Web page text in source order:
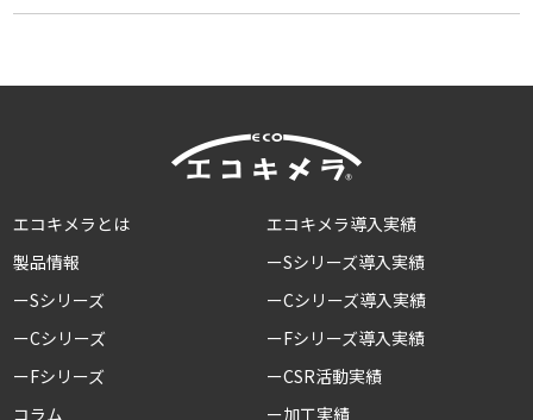
エコキメラとは
製品情報
ーSシリーズ
ーCシリーズ
ーFシリーズ
コラム
エコキメラ導入実績
ーSシリーズ導入実績
ーCシリーズ導入実績
ーFシリーズ導入実績
ーCSR活動実績
ー加工実績